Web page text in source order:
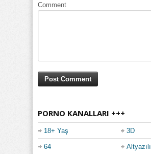
Comment
PORNO KANALLARI +++
18+ Yaş 3D
64 Altyazılı